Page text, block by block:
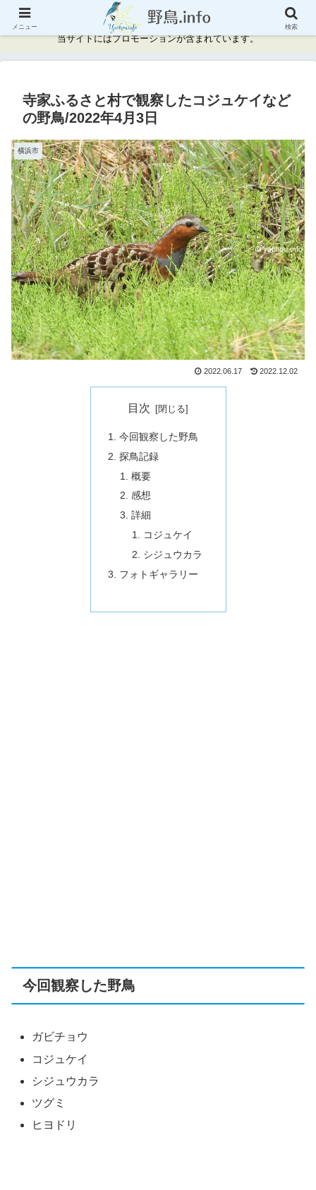
神奈川県周辺の野鳥情報と記録
当サイトにはプロモーションが含まれています。
寺家ふるさと村で観察したコジュケイなど
の野鳥/2022年4月3日
横浜市
2022.06.17 2022.12.02
目次
今回観察した野鳥
探鳥記録
概要
感想
詳細
コジュケイ
シジュウカラ
フォトギャラリー
今回観察した野鳥
ガビチョウ
コジュケイ
シジュウカラ
ツグミ
ヒヨドリ
メニュー 検索